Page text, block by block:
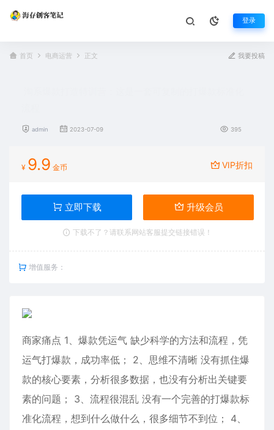
登录
首页 电商运营 正文 我要投稿
admin 2023-07-09 395
¥ 9.9 金币 VIP折扣
立即下载 升级会员
下载不了？请联系网站客服提交链接错误！
增值服务：
商家痛点 1、爆款凭运气 缺少科学的方法和流程，凭
运气打爆款，成功率低； 2、思维不清晰 没有抓住爆
款的核心要素，分析很多数据，也没有分析出关键要
素的问题； 3、流程很混乱 没有一个完善的打爆款标
准化流程，想到什么做什么，很多细节不到位； 4、